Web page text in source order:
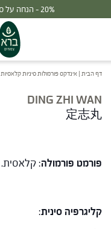
20% - הנחה על סדרת הפטריות ברכישת 2 מוצרים
דף הבית | אינדקס פורמולות סיניות קלאסיות
DING ZHI WAN
定志丸
פורמט פורמולה: קלאסית.
קליגרפיה סינית: